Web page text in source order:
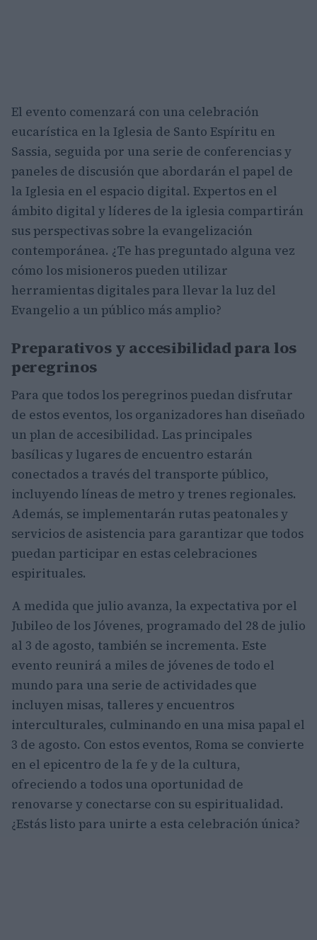
El evento comenzará con una celebración
eucarística en la Iglesia de Santo Espíritu en
Sassia, seguida por una serie de conferencias y
paneles de discusión que abordarán el papel de
la Iglesia en el espacio digital. Expertos en el
ámbito digital y líderes de la iglesia compartirán
sus perspectivas sobre la evangelización
contemporánea. ¿Te has preguntado alguna vez
cómo los misioneros pueden utilizar
herramientas digitales para llevar la luz del
Evangelio a un público más amplio?
Preparativos y accesibilidad para los
peregrinos
Para que todos los peregrinos puedan disfrutar
de estos eventos, los organizadores han diseñado
un plan de accesibilidad. Las principales
basílicas y lugares de encuentro estarán
conectados a través del transporte público,
incluyendo líneas de metro y trenes regionales.
Además, se implementarán rutas peatonales y
servicios de asistencia para garantizar que todos
puedan participar en estas celebraciones
espirituales.
A medida que julio avanza, la expectativa por el
Jubileo de los Jóvenes, programado del 28 de julio
al 3 de agosto, también se incrementa. Este
evento reunirá a miles de jóvenes de todo el
mundo para una serie de actividades que
incluyen misas, talleres y encuentros
interculturales, culminando en una misa papal el
3 de agosto. Con estos eventos, Roma se convierte
en el epicentro de la fe y de la cultura,
ofreciendo a todos una oportunidad de
renovarse y conectarse con su espiritualidad.
¿Estás listo para unirte a esta celebración única?